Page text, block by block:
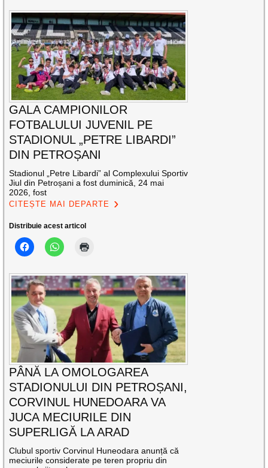
GALA CAMPIONILOR
FOTBALULUI JUVENIL PE
STADIONUL „PETRE LIBARDI”
DIN PETROȘANI
Stadionul „Petre Libardi” al Complexului Sportiv
Jiul din Petroșani a fost duminică, 24 mai
2026, fost
CITEȘTE MAI DEPARTE
Distribuie acest articol
PÂNĂ LA OMOLOGAREA
STADIONULUI DIN PETROȘANI,
CORVINUL HUNEDOARA VA
JUCA MECIURILE DIN
SUPERLIGĂ LA ARAD
Clubul sportiv Corvinul Huneodara anunță că
meciurile considerate pe teren propriu din